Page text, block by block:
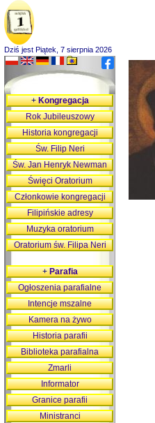
Dziś jest Piątek, 7 sierpnia 2026
+Kongregacja
Rok Jubileuszowy
Historia kongregacji
Św. Filip Neri
Św. Jan Henryk Newman
Święci Oratorium
Członkowie kongregacji
Filipińskie adresy
Muzyka oratorium
Oratorium św. Filipa Neri
+Parafia
Ogłoszenia parafialne
Intencje mszalne
Kamera na żywo
Historia parafii
Biblioteka parafialna
Zmarli
Informator
Granice parafii
Ministranci